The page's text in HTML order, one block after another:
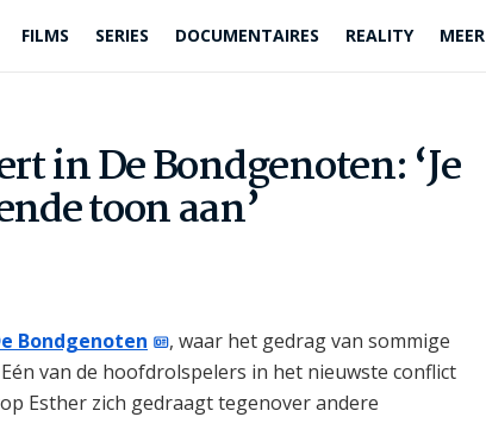
FILMS SERIES DOCUMENTAIRES REALITY MEER
in De Bondgenoten: ‘Je
toon aan’
Bondgenoten
, waar het gedrag van sommige
van de hoofdrolspelers in het nieuwste conflict
Esther zich gedraagt tegenover andere